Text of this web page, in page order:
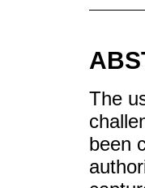
The
been